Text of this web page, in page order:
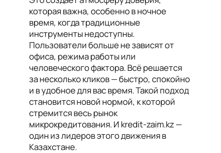
которая важна, особенно в ночное
время, когда традиционные
инструменты недоступны.
Пользователи больше не зависят от
офиса, режима работы или
человеческого фактора. Всё решается
за несколько кликов — быстро, спокойно
и в удобное для вас время. Такой подход
становится новой нормой, к которой
стремится весь рынок
микрокредитования. И kredit-zaim.kz —
один из лидеров этого движения в
Казахстане.